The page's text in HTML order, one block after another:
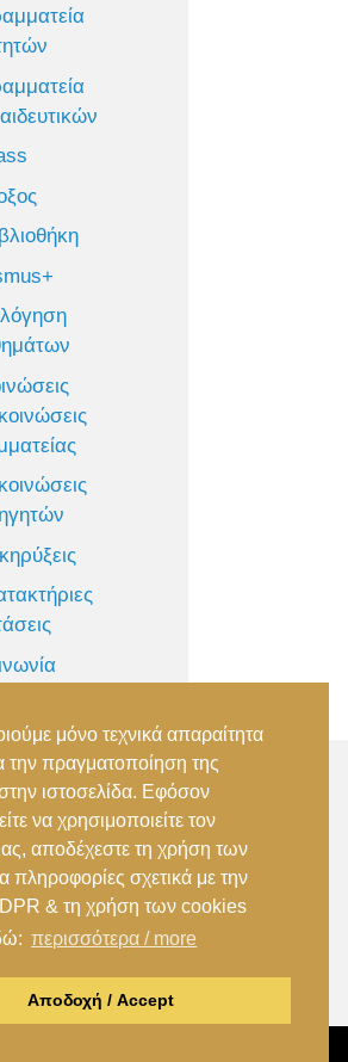
Αττικής –
Marousi Attica
μόνο τεχνικά απαραίτητα
την πραγματοποίηση της
ιστοσελίδα. Εφόσον
να χρησιμοποιείτε τον
αποδέχεστε τη χρήση των
πληροφορίες σχετικά με την
& τη χρήση των cookies
περισσότερα / more
Αποδοχή / Accept